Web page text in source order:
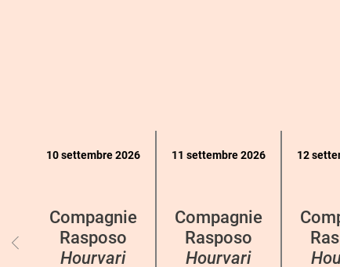
eventi
10 settembre 2026
Compagnie
Rasposo
Hourvari
11 settembre 2026
Compagnie
Rasposo
Hourvari
12